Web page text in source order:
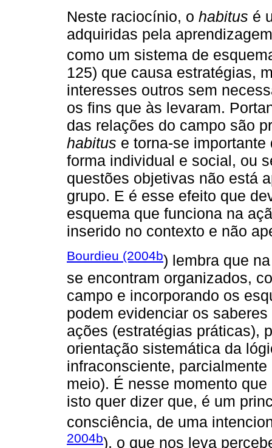
Neste raciocínio, o habitus é
adquiridas pela
como um sistema de
125) que causa estratégias,
interesses outros sem
os fins que às levaram.
das relações do campo são
habitus e torna-se
forma individual e social, ou
questões objetivas não está
grupo. E é esse efeito que
esquema que funciona na
inserido no contexto e não
Bourdieu (2004b) lembra que
se encontram organizados,
campo e incorporando os
podem evidenciar os
ações (estratégias práticas),
orientação sistemática da
infraconsciente,
meio). É nesse momento
isto quer dizer que, é um
consciência, de uma
2004b), o que nos leva